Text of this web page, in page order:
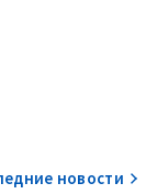
новости